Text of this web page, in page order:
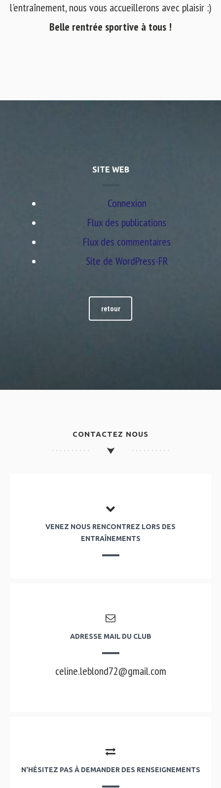
l'entraînement, nous vous accueillerons avec plaisir :)
Belle rentrée sportive à tous !
SITE WEB
Connexion
Flux des publications
Flux des commentaires
Site de WordPress-FR
retour
CONTACTEZ NOUS
VENEZ NOUS RENCONTREZ LORS DES
ENTRAÎNEMENTS
ADRESSE MAIL DU CLUB
celine.leblond72@gmail.com
N'HÉSITEZ PAS À DEMANDER DES RENSEIGNEMENTS